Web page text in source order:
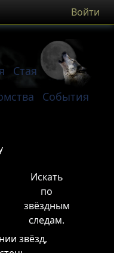
Войти
Стая
События
Искать
по
звёздным
следам.
звёзд,